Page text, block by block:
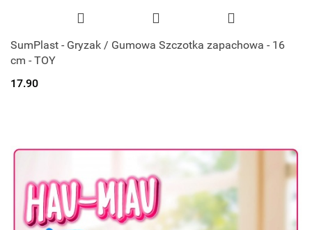
SumPlast - Gryzak / Gumowa Szczotka zapachowa - 16
cm - TOY
17.90